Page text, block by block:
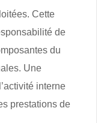
Cette
de
du
Une
interne
prestations de